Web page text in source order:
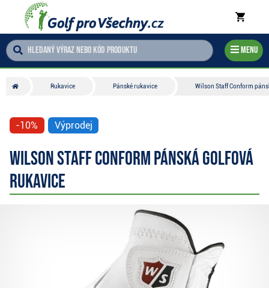
Menu
Rukavice Pánské rukavice Wilson Staff Conform
-10% Výprodej
Wilson Staff Conform pánská golfová
rukavice